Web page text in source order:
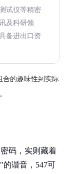
试仪等精密
及科研领
备进出口资
合的趣味性到实际
码，实则藏着
谐音，547可